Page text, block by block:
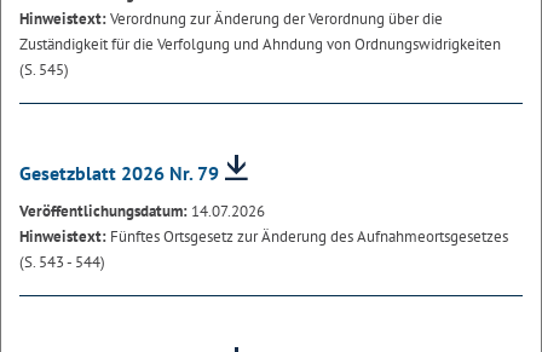
Hinweistext:Verordnung zur Änderung der Verordnung über die
Zuständigkeit für die Verfolgung und Ahndung von Ordnungswidrigkeiten
(S. 545)
Gesetzblatt 2026 Nr. 79
Veröffentlichungsdatum: 14.07.2026
Hinweistext: Fünftes Ortsgesetz zur Änderung des Aufnahmeortsgesetzes
(S. 543 - 544)